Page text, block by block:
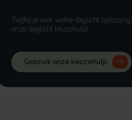
Twijfel je over welke daglicht
onze daglicht keuzehulp!
Gebruik onze keuzehulp